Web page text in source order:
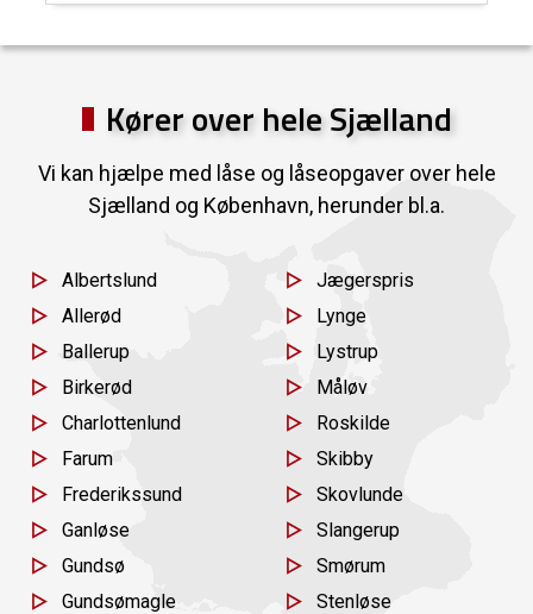
Kører over hele Sjælland
Vi kan hjælpe med låse og låseopgaver over hele
Sjælland og København, herunder bl.a.
Albertslund
Allerød
Ballerup
Birkerød
Charlottenlund
Farum
Frederikssund
Ganløse
Gundsø
Gundsømagle
Jægerspris
Lynge
Lystrup
Måløv
Roskilde
Skibby
Skovlunde
Slangerup
Smørum
Stenløse